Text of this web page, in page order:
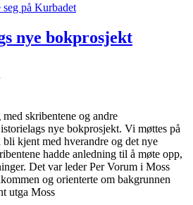
på Kurbadet
nye bokprosjekt
skribentene og andre
nye bokprosjekt. Vi møttes på
kjent med hverandre og det nye
hadde anledning til å møte opp,
Det var leder Per Vorum i Moss
og orienterte om bakgrunnen
utga Moss